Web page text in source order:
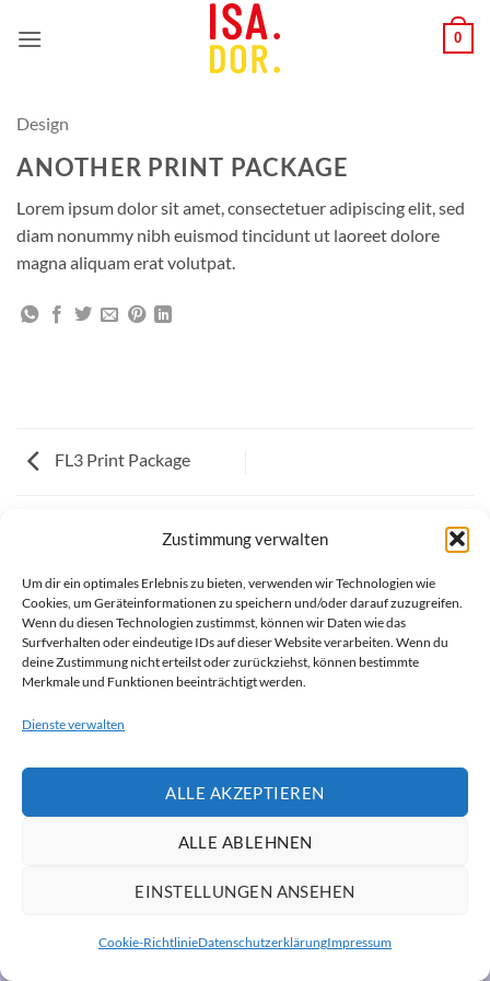
Zustimmung verwalten
Um dir ein optimales Erlebnis zu bieten, verwenden wir Technologien wie
Cookies, um Geräteinformationen zu speichern und/oder darauf zuzugreifen.
Wenn du diesen Technologien zustimmst, können wir Daten wie das
Surfverhalten oder eindeutige IDs auf dieser Website verarbeiten. Wenn du
deine Zustimmung nicht erteilst oder zurückziehst, können bestimmte
Merkmale und Funktionen beeinträchtigt werden.
Dienste verwalten
ALLE AKZEPTIEREN
ALLE ABLEHNEN
EINSTELLUNGEN ANSEHEN
Cookie-RichtlinieDatenschutzerklärungImpressum
Inhalt
0
Design
ANOTHER PRINT PACKAGE
Lorem ipsum dolor sit amet, consectetuer adipiscing elit, sed
diam nonummy nibh euismod tincidunt ut laoreet dolore
magna aliquam erat volutpat.
FL3 Print Package
FL3 PRINT PACKAGE AWESOME PENCIL POSTER
Visa MasterCard
ALLGEMEINE GESCHÄFTSBEDINGUNGEN (AGB)
Copyright 2026 ©Flatsome Theme